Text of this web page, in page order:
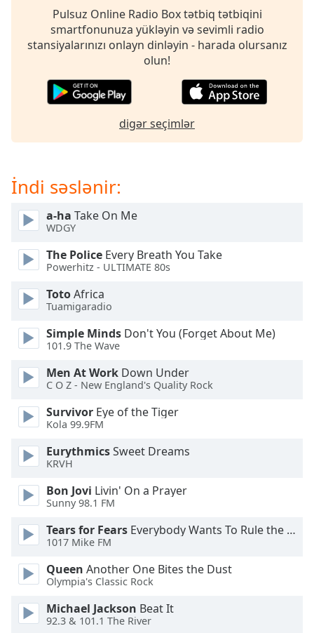
Escape
window.
Text
Color
Opacity
Text
Background
Color
Opacity
Caption
Background
Color
Size
Text
Edge
Style
Pulsuz Online Radio Box tətbiq tətbiqini
smartfonunuza yükləyin və sevimli radio
stansiyalarınızı onlayn dinləyin - harada olursanız
olun!
digər seçimlər
İndi səslənir:
a-ha Take On Me
WDGY
The Police Every Breath You Take
Powerhitz - ULTIMATE 80s
TotoAfrica
Tuamigaradio
Simple Minds Don't You (Forget About Me)
101.9 The Wave
Men At Work Down Under
C O Z - New England's Quality Rock
Survivor Eye of the Tiger
Kola 99.9FM
EurythmicsSweet Dreams
KRVH
Bon Jovi Livin' On a Prayer
Sunny 98.1 FM
Tears for Fears Everybody Wants To Rule the World
1017 Mike FM
Queen Another One Bites the Dust
Olympia's Classic Rock
Michael Jackson Beat It
92.3 & 101.1 The River